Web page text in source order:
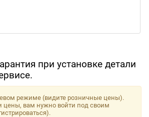
при установке детали
режиме (видите розничные цены).
цены, вам нужно войти под своим